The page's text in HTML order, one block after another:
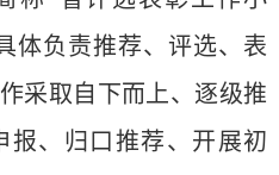
体负责推荐、评选、表
采取自下而上、逐级推
报、归口推荐、开展初